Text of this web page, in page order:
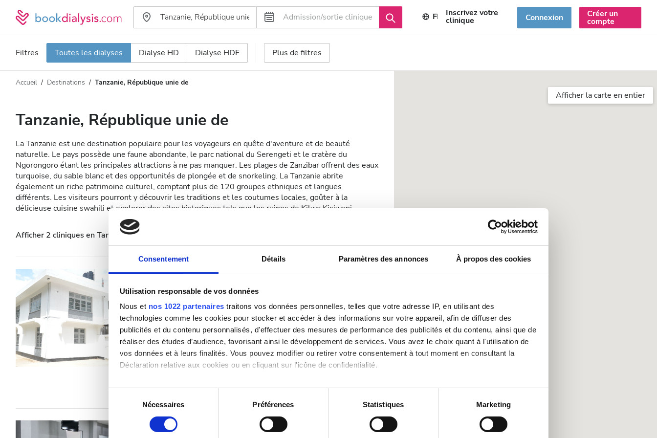
Consentement Détails Paramètres des annonces À propos des cookies
Utilisation responsable de vos données
Nous et nos 1022 partenaires traitons vos données personnelles, telles que votre adresse IP, en utilisant des
technologies comme les cookies pour stocker et accéder à des informations sur votre appareil, afin de diffuser des
publicités et du contenu personnalisés, d'effectuer des mesures de performance des publicités et du contenu, ainsi que de
réaliser des études d’audience, favorisant ainsi le développement de services. Vous avez le choix quant à l'utilisation de
vos données et à leurs finalités. Vous pouvez modifier ou retirer votre consentement à tout moment en consultant la
Déclaration relative aux cookies ou en cliquant sur l'icône de confidentialité.
Si vous le permettez, nous aimerions également :
Collecter des informations sur votre localisation géographique qui peuvent être précises à plusieurs mètres près
digitales).
consentement
Nécessaires Préférences Statistiques Marketing
FR Inscrivez votre
clinique Connexion Créer un
compte
Filtres Toutes les dialyses Dialyse HD Dialyse HDF Plus de filtres
Type de dialyse
Toutes les dialyses
Dialyse HDF
Accepte
Patients porteurs du VIH
Patients porteurs de l’hépatite B
Patients porteurs de l’hépatite C
CEAM
GHIC
Équipements
Rafraîchissements
Transfert gratuit
Parking gratuit
Distance
Appréciation
Prix
Accueil Destinations Tanzanie, République unie de
Tanzanie, République unie de
La Tanzanie est une destination populaire pour les voyageurs en quête d'aventure et de beauté
naturelle. Le pays possède une faune abondante, le parc national du Serengeti et le cratère du
Ngorongoro étant les principales attractions à ne pas manquer. Les plages de Zanzibar offrent des eaux
turquoise, du sable blanc et des opportunités de plongée et de snorkeling. La Tanzanie abrite
également un riche patrimoine culturel, comptant plus de 120 groupes ethniques et langues
différents. Les visiteurs pourront y découvrir les traditions et les coutumes locales, goûter à la
délicieuse cuisine swahili et explorer des sites historiques tels que les ruines de Kilwa Kisiwani.
Afficher 2 cliniques en Tanzanie, République unie de
Alshifa Medical & Kidney Dialysis
Center
Tanzanie, Tanzanie, République unie de 483,79 km du centre-ville
Excellent
Rafraîchissements Wi-Fi gratuit Écrans TV
Transfert gratuit
Parking gratuit
Par traitement
Dialyse HDF 150 €
Réserver
Baraka Dialysis & Polyclinic Centre
Afficher la carte en entier